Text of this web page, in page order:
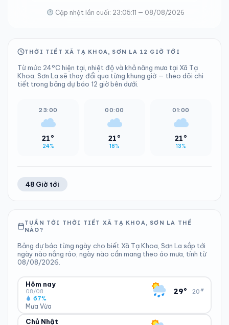
Cập nhật lần cuối: 23:05:11 — 08/08/2026
THỜI TIẾT XÃ TẠ KHOA, SƠN LA 12 GIỜ TỚI
Từ mức 24°C hiện tại, nhiệt độ và khả năng mưa tại Xã Tạ
Khoa, Sơn La sẽ thay đổi qua từng khung giờ — theo dõi chi
tiết trong bảng dự báo 12 giờ bên dưới.
23:00
21°
24%
00:00
21°
18%
01:00
21°
13%
48 Giờ tới
TUẦN TỚI THỜI TIẾT XÃ TẠ KHOA, SƠN LA THẾ
NÀO?
Bảng dự báo từng ngày cho biết Xã Tạ Khoa, Sơn La sắp tới
ngày nào nắng ráo, ngày nào cần mang theo áo mưa, tính từ
08/08/2026.
Hôm nay
08/08
Mưa Vừa
67%
29° 20°
▾
ĐỘ ẨM
Chủ Nhật